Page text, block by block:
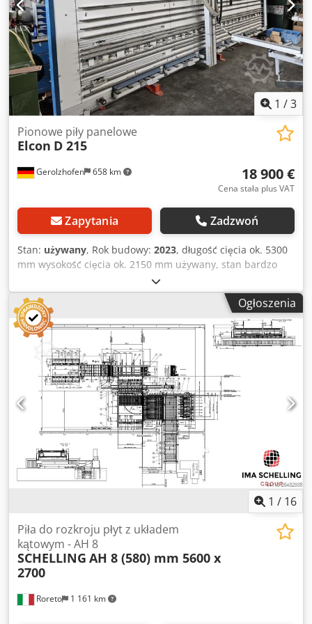
panelowa w idealnym stanie. Nigdy nieużywana! Dcjdpjyr
Hkxjfx Aiqek
1 /3
Gerolzhofen 658 km
Pionowe piły panelowe
Elcon D 215
18 900 €
Cena stała plus VAT
Zapytania Zadzwoń
Stan: używany, Rok budowy: 2023, długość cięcia ok. 5300
mm wysokość cięcia ok. 2150 mm używany, stan bardzo
dobry Marka Elcon Typ D 215 zbudowany w 2023 roku
Silnik 4 kW długość cięcia ok. 5300 mm Dcodpfx
Aijvwfcaoqjk wysokość cięcia ok. 2150 mm wsparcie
środkowe System nacinania Podwójne cięcie głównego
ostrza piły średnica tarczy piły 250 mm wolnostojący rama
listwowa odsuwająca się paski podporowe z tworzywa
sztucznego Nowa cena ok. 26 000,00 EUR przyłącze ssące D
100/80 mm Miejsce składowania 97447 Gerolzhofen,
bezpłatnie załadowane, rozpakowane Przekazanie w stanie
obecnym, jak sprawdzono bez gwarancji i rękojmi
Ogłoszenia
1 / 16
Roreto 1 161 km
Piła do rozkroju płyt z układem
kątowym - AH 8
SCHELLING AH 8 (580) mm 5600 x
2700